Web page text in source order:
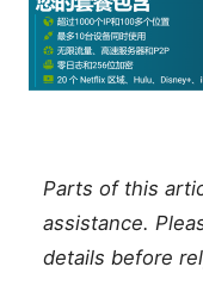
Parts of this
assistance.
details before